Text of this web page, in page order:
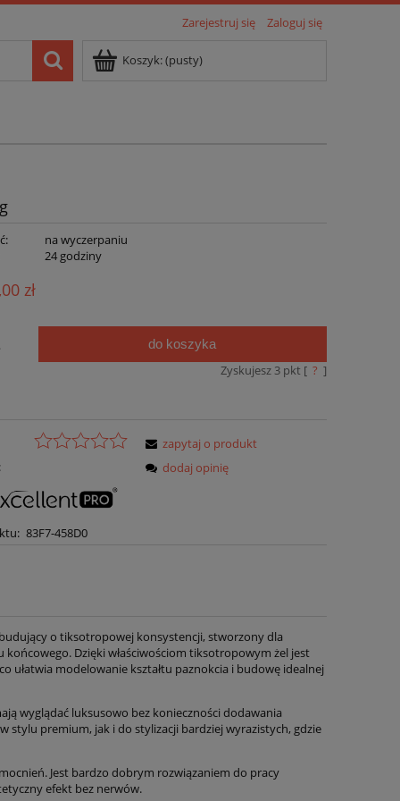
Zarejestruj się Zaloguj się
Koszyk:(pusty)
na wyczerpaniu
24 godziny
zł
do koszyka
Zyskujesz 3pkt [ ? ]
83F7-458D0
zapytaj o produkt
dodaj opinię
o tiksotropowej konsystencji, stworzony dla
Dzięki właściwościom tiksotropowym żel jest
ułatwia modelowanie kształtu paznokcia i budowę idealnej
wyglądać luksusowo bez konieczności dodawania
premium, jak i do stylizacji bardziej wyrazistych, gdzie
Jest bardzo dobrym rozwiązaniem do pracy
efekt bez nerwów.